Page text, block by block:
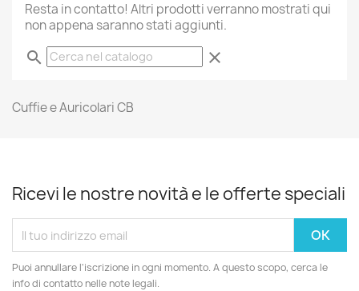
Resta in contatto! Altri prodotti verranno mostrati qui
non appena saranno stati aggiunti.
search clear
Cuffie e Auricolari CB
Ricevi le nostre novità e le offerte speciali
Puoi annullare l'iscrizione in ogni momento. A questo scopo, cerca le
info di contatto nelle note legali.